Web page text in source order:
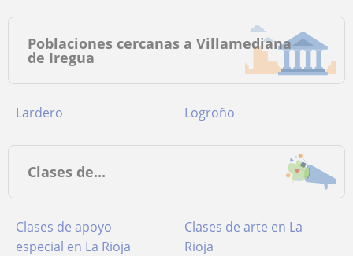
Poblaciones cercanas a Villamediana
de Iregua
Lardero Logroño
Clases de...
Clases de apoyo
especial en La Rioja
Clases de arte en La
Rioja